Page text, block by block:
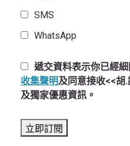
SMS
WhatsApp
遞交資料表示你已經
收集聲明及同意接收<<胡
及獨家優惠資訊。